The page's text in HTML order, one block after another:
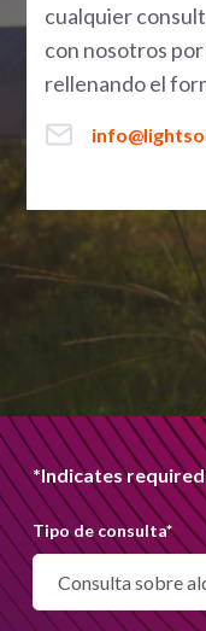
cualquier
con nosotros
rellenando el
*Indicates
Tipo de consulta*